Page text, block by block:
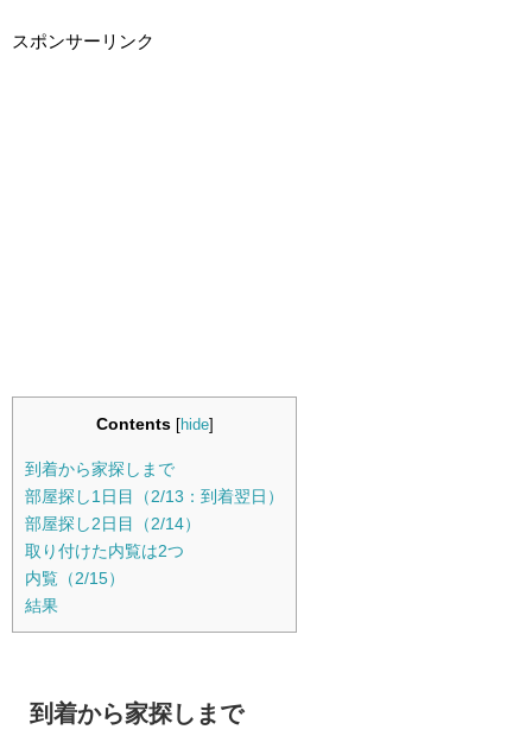
スポンサーリンク
Contents [hide]
到着から家探しまで
部屋探し1日目（2/13：到着翌日）
部屋探し2日目（2/14）
取り付けた内覧は2つ
内覧（2/15）
結果
到着から家探しまで